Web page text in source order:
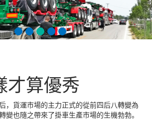
才算優秀
，貨運市場的主力正式的從前四后八轉變為
變也隨之帶來了掛車生產市場的生機勃勃。